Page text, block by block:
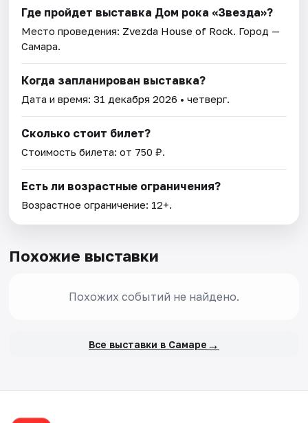
Где пройдет выставка Дом рока «Звезда»?
Место проведения: Zvezda House of Rock. Город —
Самара.
Когда запланирован выставка?
Дата и время:31 декабря 2026 • четверг.
Сколько стоит билет?
Стоимость билета: от 750 ₽.
Есть ли возрастные ограничения?
Возрастное ограничение: 12+.
Похожие выставки
Похожих событий не найдено.
Все выставки в Самаре →